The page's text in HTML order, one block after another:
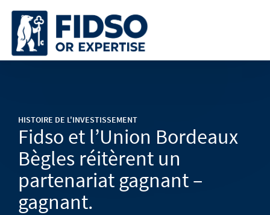
HISTOIRE DE L'INVESTISSEMENT
Fidso et l’Union Bordeaux
Bègles réitèrent un
partenariat gagnant –
gagnant.